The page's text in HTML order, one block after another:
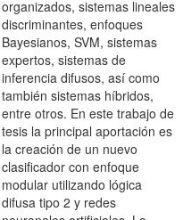
organizados, sistemas lineales
discriminantes, enfoques
Bayesianos, SVM, sistemas
expertos, sistemas de
inferencia difusos, así como
también sistemas híbridos,
entre otros. En este trabajo de
tesis la principal aportación es
la creación de un nuevo
clasificador con enfoque
modular utilizando lógica
difusa tipo 2 y redes